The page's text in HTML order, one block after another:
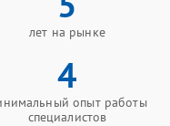
лет на рынке
4
опыт работы
специалистов